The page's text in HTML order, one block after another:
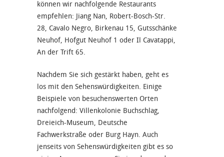
können wir nachfolgende Restaurants
empfehlen: Jiang Nan, Robert-Bosch-Str.
28, Cavalo Negro, Birkenau 15, Gutsschänke
Neuhof, Hofgut Neuhof 1 oder Il Cavatappi,
An der Trift 65.
Nachdem Sie sich gestärkt haben, geht es
los mit den Sehenswürdigkeiten. Einige
Beispiele von besuchenswerten Orten
nachfolgend: Villenkolonie Buchschlag,
Dreieich-Museum, Deutsche
Fachwerkstraße oder Burg Hayn. Auch
jenseits von Sehenswürdigkeiten gibt es so